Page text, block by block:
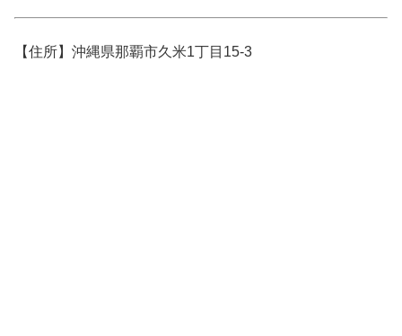
【住所】沖縄県那覇市久米1丁目15-3